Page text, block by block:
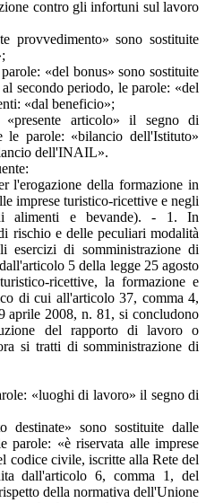
contro gli infortuni sul lavoro
provvedimento» sono sostituite
«del bonus» sono sostituite
secondo periodo, le parole: «del
«dal beneficio»;
articolo» il segno di
le parole: «bilancio dell'Istituto»
dell'INAIL».
l'erogazione della formazione in
imprese turistico-ricettive e negli
alimenti e bevande). - 1. In
rischio e delle peculiari modalità
esercizi di somministrazione di
5 della legge 25 agosto
ricettive, la formazione e
di cui all'articolo 37, comma 4,
aprile 2008, n. 81, si concludono
del rapporto di lavoro o
si tratti di somministrazione di
«luoghi di lavoro» il segno di
sono sostituite dalle
parole: «è riservata alle imprese
codice civile, iscritte alla Rete del
dall'articolo 6, comma 1, del
della normativa dell'Unione